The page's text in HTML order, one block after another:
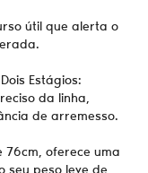
útil que alerta o
Estágios:
da linha,
de arremesso.
76cm, oferece uma
seu peso leve de